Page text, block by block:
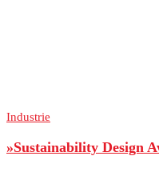
Industrie
»Sustainability Design